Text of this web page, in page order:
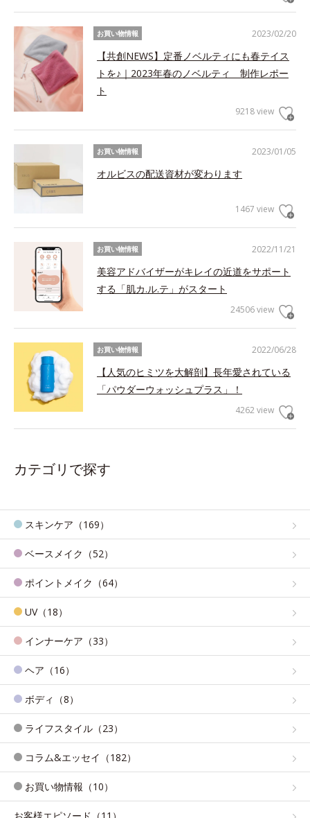
2023/02/20
お買い物情報
【共創NEWS】定番ノベルティにも春テイス
トを♪｜2023年春のノベルティ 制作レポー
ト
9218 view
2023/01/05
お買い物情報
オルビスの配送資材が変わります
1467 view
2022/11/21
お買い物情報
美容アドバイザーがキレイの近道をサポート
する「肌カ.ル.テ」がスタート
24506 view
2022/06/28
お買い物情報
【人気のヒミツを大解剖】長年愛されている
「パウダーウォッシュプラス」！
4262 view
カテゴリで探す
スキンケア（169）
ベースメイク（52）
ポイントメイク（64）
UV（18）
インナーケア（33）
ヘア（16）
ボディ（8）
ライフスタイル（23）
コラム&エッセイ（182）
お買い物情報（10）